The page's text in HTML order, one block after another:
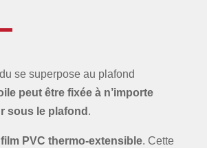
se superpose au plafond
peut être fixée à n’importe
sous le plafond .
film PVC thermo-extensible. Cette